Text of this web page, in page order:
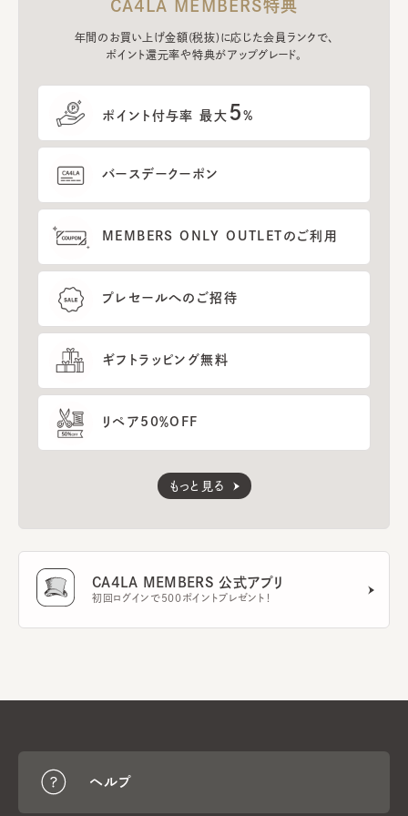
CA4LA MEMBERS特典
年間のお買い上げ金額(税抜)に応じた会員ランクで、
ポイント還元率や特典がアップグレード。
ポイント付与率 最大 5%
バースデークーポン
MEMBERS ONLY OUTLETのご利用
プレセールへのご招待
ギフトラッピング無料
リペア50％OFF
もっと見る
CA4LA MEMBERS 公式アプリ
初回ログインで500ポイントプレゼント！
ヘルプ